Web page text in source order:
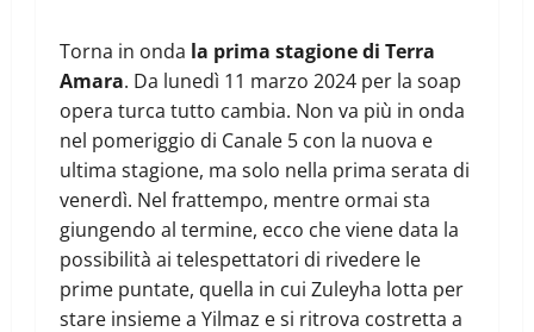
Torna in onda la prima stagione di Terra
Amara. Da lunedì 11 marzo 2024 per la soap
opera turca tutto cambia. Non va più in onda
nel pomeriggio di Canale 5 con la nuova e
ultima stagione, ma solo nella prima serata di
venerdì. Nel frattempo, mentre ormai sta
giungendo al termine, ecco che viene data la
possibilità ai telespettatori di rivedere le
prime puntate, quella in cui Zuleyha lotta per
stare insieme a Yilmaz e si ritrova costretta a